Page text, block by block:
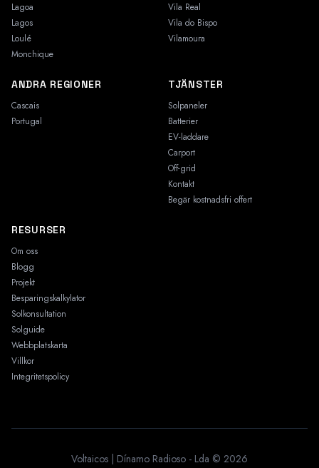
Lagoa
Lagos
Loulé
Monchique
Vila Real
Vila do Bispo
Vilamoura
ANDRA REGIONER
Cascais
Portugal
TJÄNSTER
Solpaneler
Batterier
EV-laddare
Carport
Off-grid
Kontakt
Begär kostnadsfri offert
RESURSER
Om oss
Blogg
Projekt
Besparingskalkylator
Solkonsultation
Solguide
Webbplatskarta
Villkor
Integritetspolicy
Voltaicos | Dínamo Radioso - Lda © 2026